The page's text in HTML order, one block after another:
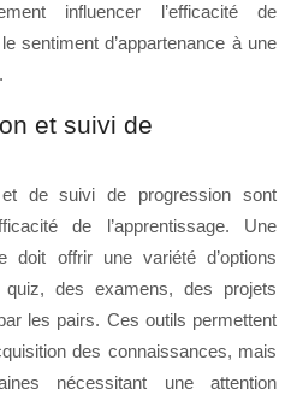
influencer l’efficacité de
sentiment d’appartenance à une
et suivi de
et de suivi de progression sont
de l’apprentissage. Une
doit offrir une variété d’options
quiz, des examens, des projets
les pairs. Ces outils permettent
des connaissances, mais
nécessitant une attention